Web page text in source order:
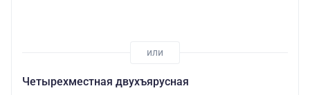
Четырехместная двухъярусная